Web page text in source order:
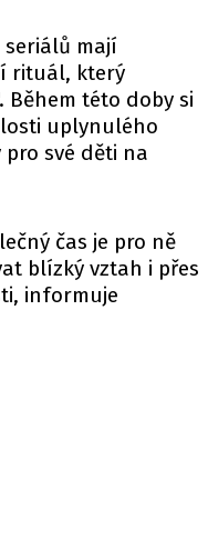
seriálů mají
rituál, který
této doby si
uplynulého
své děti na
čas je pro ně
blízký vztah i přes
informuje